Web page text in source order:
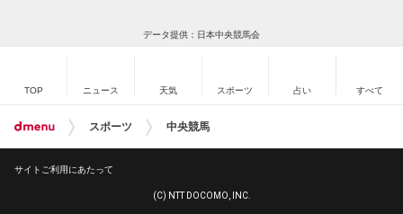
データ提供：日本中央競馬会
TOP ニュース 天気 スポーツ 占い すべて
スポーツ 中央競馬
サイトご利用にあたって
(C) NTT DOCOMO, INC.